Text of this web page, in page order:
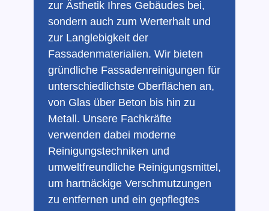
zur Ästhetik Ihres Gebäudes bei,
sondern auch zum Werterhalt und
zur Langlebigkeit der
Fassadenmaterialien. Wir bieten
gründliche Fassadenreinigungen für
unterschiedlichste Oberflächen an,
von Glas über Beton bis hin zu
Metall. Unsere Fachkräfte
verwenden dabei moderne
Reinigungstechniken und
umweltfreundliche Reinigungsmittel,
um hartnäckige Verschmutzungen
zu entfernen und ein gepflegtes